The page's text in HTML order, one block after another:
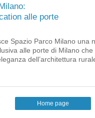
alle porte
Spazio Parco Milano una
alle porte di Milano che
dell’architettura
Home page